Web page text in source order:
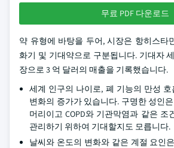
무료 PDF 다운로드
약 유형에 바탕을 두어, 시장은 항히스타
화기 및 기대약으로 구분됩니다. 기대자
장으로 3 억 달러의 매출을 기록했습니다.
세계 인구의 나이로, 폐 기능의 만성
변화의 증가가 있습니다. 구명한 성인
머리이고 COPD와 기관막염과 같은 조
관리하기 위하여 기대할지도 모릅니다.
날씨와 온도의 변화와 같은 계절 요인